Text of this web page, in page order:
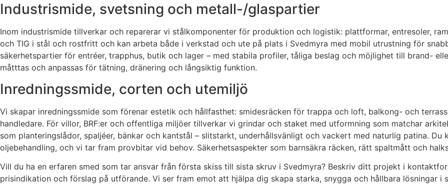
Industrismide, svetsning och metall-/glaspartier
Inom industrismide tillverkar och reparerar vi stålkomponenter för produktion och logistik: plattformar, entresoler,
och TIG i stål och rostfritt och kan arbeta både i verkstad och ute på plats i Svedmyra med mobil utrustning för
säkerhetspartier för entréer, trapphus, butik och lager – med stabila profiler, tåliga beslag och möjlighet till brand-
måtttas och anpassas för tätning, dränering och långsiktig funktion.
Inredningssmide, corten och utemiljö
Vi skapar inredningssmide som förenar estetik och hållfasthet: smidesräcken för trappa och loft, balkong- och
handledare. För villor, BRF:er och offentliga miljöer tillverkar vi grindar och staket med utformning som matchar
som planteringslådor, spaljéer, bänkar och kantstål – slitstarkt, underhållsvänligt och vackert med naturlig patina.
oljebehandling, och vi tar fram provbitar vid behov. Säkerhetsaspekter som barnsäkra räcken, rätt spaltmått och
Vill du ha en erfaren smed som tar ansvar från första skiss till sista skruv i Svedmyra? Beskriv ditt projekt i
prisindikation och förslag på utförande. Vi ser fram emot att hjälpa dig skapa starka, snygga och hållbara lösningar i